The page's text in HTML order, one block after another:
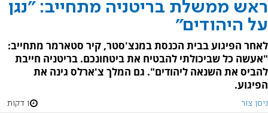
ראש ממשלת בריטניה מתחייב: "נגן
על היהודים"
לאחר הפיגוע בבית הכנסת במנצ'סטר, קיר סטארמר מתחייב:
"אעשה כל שביכולתי להבטיח את ביטחונכם. בריטניה חייבת
להביס את השנאה ליהודים". גם המלך צ'ארלס גינה את
הפיגוע.
ניסן צור 1 דקות